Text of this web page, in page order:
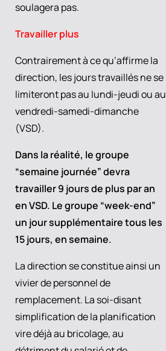
soulagera pas.
Travailler plus
Contrairement à ce qu’affirme la
direction, les jours travaillés ne se
limiteront pas au lundi-jeudi ou au
vendredi-samedi-dimanche
(VSD).
Dans la réalité, le groupe
“semaine journée” devra
travailler 9 jours de plus par an
en VSD. Le groupe “week-end”
un jour supplémentaire tous les
15 jours, en semaine.
La direction se constitue ainsi un
vivier de personnel de
remplacement. La soi-disant
simplification de la planification
vire déjà au bricolage, au